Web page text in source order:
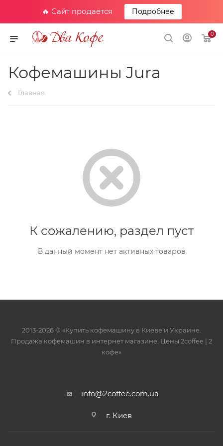
🔥 Сайт продается Подробнее
0
Кофемашины Jura
Главная
К сожалению, раздел пуст
В данный момент нет активных товаров
2013-2026 © «Купить кофемашину в Киеве и Украине.
Продажа кофемашин в интернет магазине. Цены 2сoffee | 2
кофе»
info@2coffee.com.ua
г. Киев